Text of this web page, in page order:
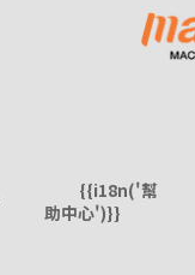
{{i18n('幫
助中心')}}